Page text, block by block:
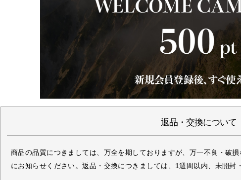
返品・交換について
商品の品質につきましては、万全を期しておりますが、万一不良・破
にお知らせください。返品・交換につきましては、1週間以内、未開封